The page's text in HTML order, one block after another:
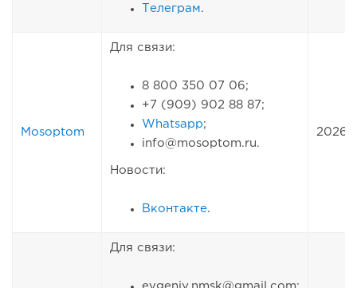
Телеграм.
Mosoptom
Для связи:
8 800 350 07 06;
+7 (909) 902 88 87;
Whatsapp;
info@mosoptom.ru.
Новости:
Вконтакте.
2026
Для связи: